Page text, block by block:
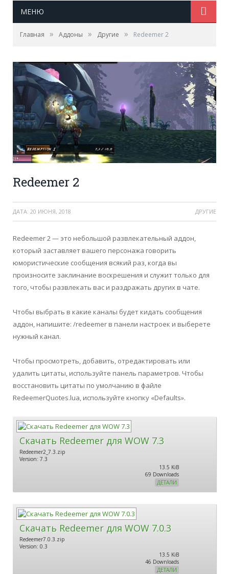
МЕНЮ
Главная » Аддоны » Другие » Redeemer 2
Redeemer 2
ДАТА: 20 ИЮНЯ, 2018 ДРУГИЕ
Redeemer 2 — это небольшой развлекательный аддон,
который заставляет вашего персонажа говорить
юмористические сообщения всякий раз, когда вы
произносите заклинание воскрешения и служит только для
того, чтобы развлекать вас и раздражать других в чате.
Чтобы выбрать в какие каналы будет кидать сообщения
аддон, напишите: /redeemer в панели настроек и выберете
нужный канал.
Чтобы просмотреть, добавить, отредактировать или
удалить цитаты, используйте панель параметров. Чтобы
восстановить цитаты по умолчанию в файле
RedeemerQuotes.lua, используйте кнопку «Defaults».
Скачать Redeemer для WOW 7.3
Redeemer2_7.3.zip
Version: 7.3
13.5 KiB
69 Downloads
ДЕТАЛИ
Скачать Redeemer для WOW 7.0.3
Redeemer7.0.3.zip
Version: 0.3
13.5 KiB
46 Downloads
ДЕТАЛИ